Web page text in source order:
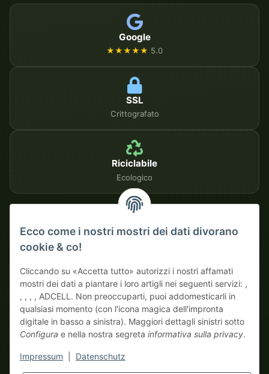
Google
★★★★★ 5.0
SSL
Crittografato
Riciclabile
Ecologico
Su fattura
solo veri mostri business! Vendita solo a imprenditori (§ 14 BGB),
Ecco come i nostri mostri dei dati divorano
cookie & co!
Cliccando su «Accetta tutto» autorizzi i nostri affamati
mostri dei dati a piantare i loro artigli nei seguenti servizi: ,
, , , , ADCELL. Non preoccuparti, puoi addomesticarli in
qualsiasi momento (con l'icona magica dell'impronta
digitale in basso a sinistra). Maggiori dettagli sinistri sotto
Configura e nella nostra segreta informativa sulla privacy.
Impressum Datenschutz